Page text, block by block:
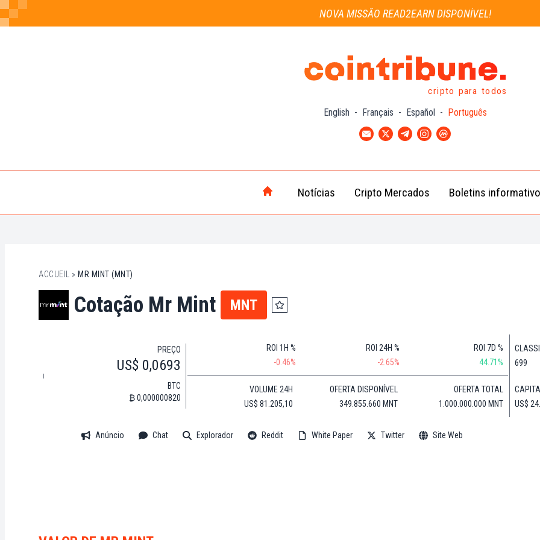
NOVA MISSÃO READ2EARN DISPONÍVEL!
cripto para todos
English - Français - Español - Português
Notícias
Notícias
Cripto
Tecnologia
Celebridades
Cripto Mercados
(BTC)
Dogecoin
Boletins
ACCUEIL » MR MINT (MNT)
Cotação Mr Mint MNT
PREÇO
US$ 0,0693
BTC
₿ 0,000000820
ROI 1H %
-0.46%
ROI 24H %
-2.65%
ROI 7D %
44.71%
VOLUME 24H
US$ 81.205,10
OFERTA DISPONÍVEL
349.855.660 MNT
OFERTA TOTAL
1.000.000.000 MNT
699
US$
Anúncio Chat Explorador Reddit White Paper Twitter Site Web